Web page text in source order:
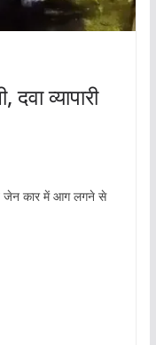
व्यापारी
जेन कार में आग लगने से